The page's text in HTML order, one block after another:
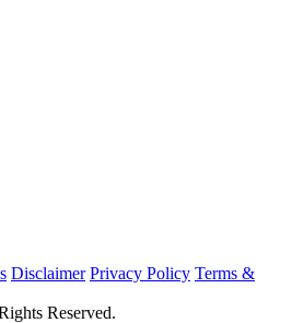
Disclaimer Privacy Policy Terms &
Reserved.